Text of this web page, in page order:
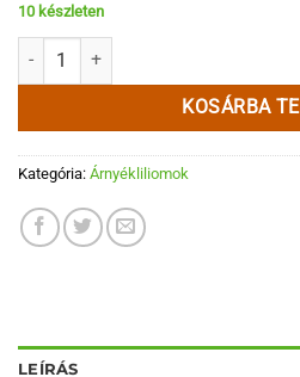
10 készleten
Lakeside Little Tuft mennyiség
KOSÁRBA
Kategória: Árnyékliliomok
LEÍRÁS